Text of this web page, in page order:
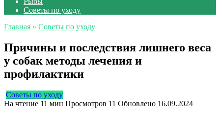
Советы по уходу
Главная » Советы по уходу
Причины и последствия лишнего веса
у собак методы лечения и
профилактики
Советы по уходу
На чтение 11 мин Просмотров 11 Обновлено 16.09.2024